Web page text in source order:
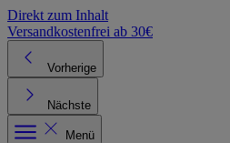
Direkt zum Inhalt
Versandkostenfrei ab 30€
Vorherige
Nächste
Menü